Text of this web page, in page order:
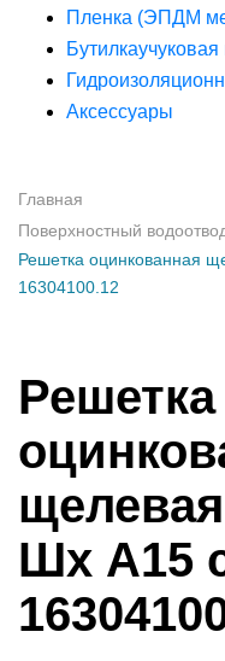
Пленка (ЭПДМ
Бутилкаучуковая
Аксессуары
Главная
Поверхностный
Решетка оцинкованная
16304100.12
Решетка
Шх А15